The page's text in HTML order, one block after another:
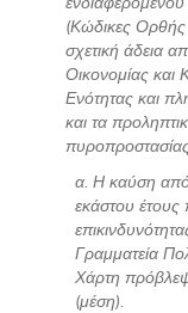
(Κώδικες Ορθής
σχετική άδεια
Οικονομίας και
Ενότητας και
και τα
α. Η καύση
εκάστου έτους
Γραμματεία
Χάρτη
(μέση).